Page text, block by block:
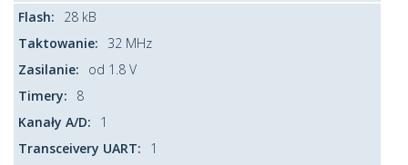
Flash:
28 kB
Taktowanie:
32 MHz
Zasilanie:
od 1.8 V
Timery:
8
Kanały A/D:
1
Transceivery UART:
1